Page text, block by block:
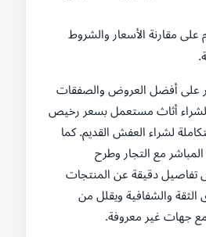
مقارنة الأسعار والشروط
على أفضل العروض والصفقات
أثاث مستعمل بسعر رخيص
لشراء العفش القديم. كما
مع التجار وطرح
تفاصيل دقيقة عن المنتجات
والشفافية ويقلل من
مع جهات غير معروفة.